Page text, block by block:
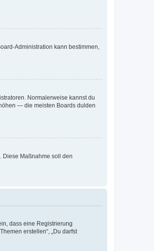
Administration kann bestimmen,
Normalerweise kannst du
— die meisten Boards dulden
Diese Maßnahme soll den
dass eine Registrierung
erstellen“, „Du darfst